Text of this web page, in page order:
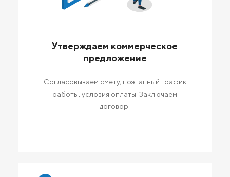
Утверждаем коммерческое
предложение
Согласовываем смету, поэтапный график
работы, условия оплаты. Заключаем
договор.